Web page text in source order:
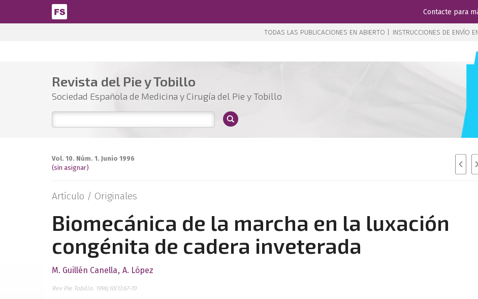
Pasar al contenido principal
Contacte para
TODAS LAS PUBLICACIONES EN ABIERTO | INSTRUCCIONES DE ENVÍO
Revista del Pie y Tobillo
Sociedad Española de Medicina y Cirugía del Pie y Tobillo
Vol. 10. Núm. 1. Junio 1996
(sin asignar)
Artículo / Originales
Biomecánica de la marcha en la luxación
congénita de cadera inveterada
M. Guillén Canella A. López
Rev Pie Tobillo. 1996;10(1):67-70